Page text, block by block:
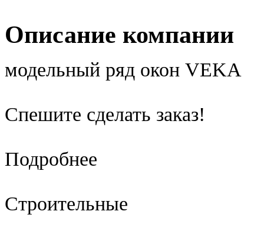
Описание компании
модельный ряд окон VEKA
Спешите сделать заказ!
Подробнее
Строительные